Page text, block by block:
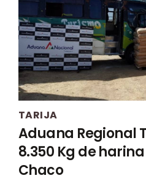
TARIJA
Aduana Regional
8.350 Kg de
Chaco